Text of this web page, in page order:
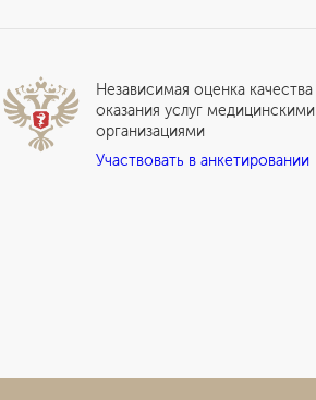
Независимая оценка качества
оказания услуг медицинскими
организациями
Участвовать в анкетировании